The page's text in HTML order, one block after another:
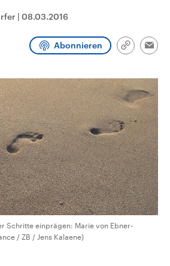
| 08.03.2016
Abonnieren
Link
Schritte einprägen: Marie von Ebner-
/ ZB / Jens Kalaene)